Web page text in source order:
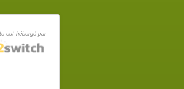
est hébergé par